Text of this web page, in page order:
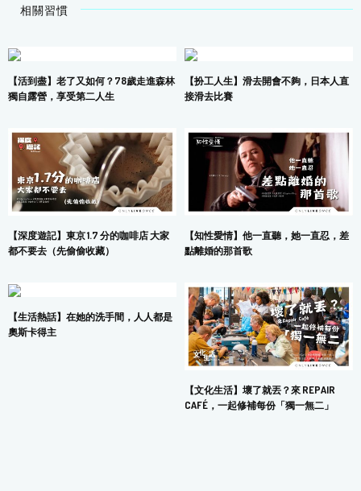
相關習慣
【活到盡】老了又如何？78歲走進森林
獨自露營，享受第二人生
【扮工人生】滑去開會不夠，日本人直
接滑去比賽
【深度遊記】東京 1.7 分的咖啡店 大家
都不要去（先偷偷收藏）
【知性愛情】他一直聽，她一直忍，差
點離婚的那首歌
【生活熱話】在她的洗手間，人人都是
奧斯卡得主
【文化生活】壞了就丟？來 REPAIR
CAFÉ，一起修補每份「獨一無二」